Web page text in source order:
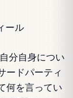
ール
分自身につい
ードパーティ
何を言ってい